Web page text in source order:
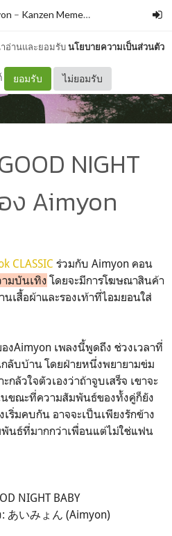
าอ่านและยอมรับนโยบายความเป็นส่วนตัว
ยอมรับ ไม่ยอมรับ
– Kanzen Memeshe
NIGHT
ง Aimyon
CLASSIC ร่วมกับ Aimyon คอน
มบันเทิง โดยจะมีการโฆษณาสินค้า
นเสื้อผ้าและรองเท้าที่ไอมยอนใส่
งAimyon เพลงนี้พูดถึง ช่วงเวลาที่
ลับบ้าน โดยฝ่ายหนึ่งพยายามข่ม
กลัวใจตัวเองว่าถ้าจูบเสร็จ เขาจะ
นขณะที่ความสัมพันธ์ของทั้งคู่ก็ยัง
ริ่มคบกัน อาจจะเป็นเพียงรักข้าง
พันธ์ที่มากกว่าเพื่อนแต่ไม่ใช่แฟน
NIGHT BABY
あいみょん (Aimyon)